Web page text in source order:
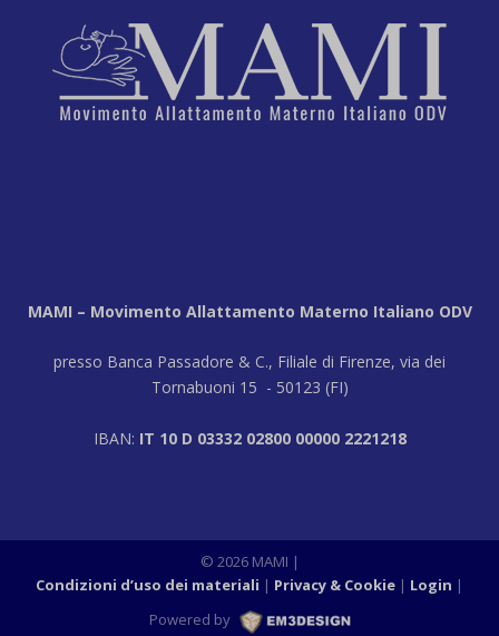
MAMI – Movimento Allattamento Materno Italiano ODV
presso Banca Passadore & C., Filiale di Firenze, via dei
Tornabuoni 15 - 50123 (FI)
IBAN: IT 10 D 03332 02800 00000 2221218
© 2026 MAMI |
Condizioni d’uso dei materiali
Privacy & Cookie Login |
Powered by